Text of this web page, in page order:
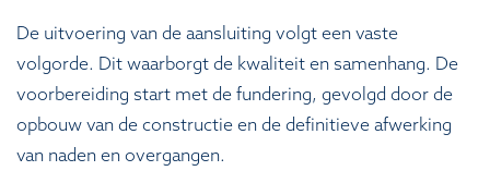
De uitvoering van de aansluiting volgt een vaste
volgorde. Dit waarborgt de kwaliteit en samenhang. De
voorbereiding start met de fundering, gevolgd door de
opbouw van de constructie en de definitieve afwerking
van naden en overgangen.